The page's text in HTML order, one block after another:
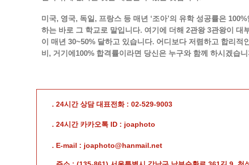
미국, 영국, 독일, 프랑스 등 매년 ‘조아’의 유학 성공률은
하는 바로 그 학교로 말입니다. 여기에 더해 2관왕 3관왕이 대
이 매년 30~50% 달하고 있습니다. 어디보다 저렴하고 합리적
비, 거기에100% 합격률이라면 당신은 누구와 함께 하시겠습
. 24시간 상담 대표전화 : 02-529-9003
. 24시간 카카오톡 ID : joaphoto
. E-mail : joaphoto@hanmail.net